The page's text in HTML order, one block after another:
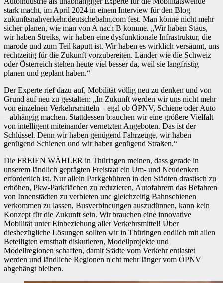
stark macht, im April 2024 in einem Interview für den Blog
zukunftsnahverkehr.deutschebahn.com fest. Man könne nicht mehr
sicher planen, wie man von A nach B komme. „Wir haben Staus,
wir haben Streiks, wir haben eine dysfunktionale Infrastruktur, die
marode und zum Teil kaputt ist. Wir haben es wirklich versäumt, uns
rechtzeitig für die Zukunft vorzubereiten. Länder wie die Schweiz
oder Österreich stehen heute viel besser da, weil sie langfristig
planen und geplant haben.“
Der Experte rief dazu auf, Mobilität völlig neu zu denken und von
Grund auf neu zu gestalten: „In Zukunft werden wir uns nicht mehr
von einzelnen Verkehrsmitteln – egal ob ÖPNV, Schiene oder Auto
– abhängig machen. Stattdessen brauchen wir eine größere Vielfalt
von intelligent miteinander vernetzten Angeboten. Das ist der
Schlüssel. Denn wir haben genügend Fahrzeuge, wir haben
genügend Schienen und wir haben genügend Straßen.“
Die FREIEN WÄHLER in Thüringen meinen, dass gerade in
unserem ländlich geprägten Freistaat ein Um- und Neudenken
erforderlich ist. Nur allein Parkgebühren in den Städten drastisch zu
erhöhen, Pkw-Parkflächen zu reduzieren, Autofahrern das Befahren
von Innenstädten zu verbieten und gleichzeitig Bahnschienen
verkommen zu lassen, Busverbindungen auszudünnen, kann kein
Konzept für die Zukunft sein. Wir brauchen eine innovative
Mobilität unter Einbeziehung aller Verkehrsmittel! Über
diesbezügliche Lösungen sollten wir in Thüringen endlich mit allen
Beteiligten ernsthaft diskutieren, Modellprojekte und
Modellregionen schaffen, damit Städte vom Verkehr entlastet
werden und ländliche Regionen nicht mehr länger vom ÖPNV
abgehängt bleiben.